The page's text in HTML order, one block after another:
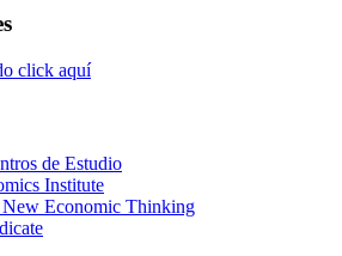
click aquí
de Estudio
Institute
Economic Thinking